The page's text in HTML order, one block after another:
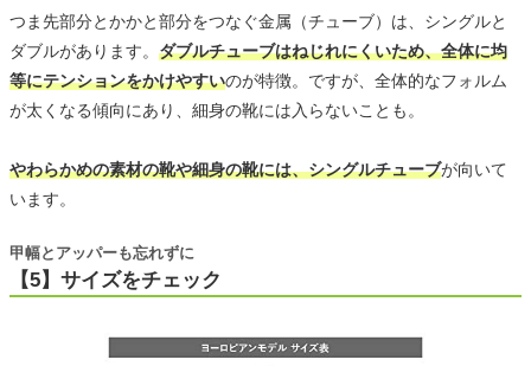
つま先部分とかかと部分をつなぐ金属（チューブ）は、シングルと
ダブルがあります。 ダブルチューブはねじれにくいため、全体に均
等にテンションをかけやすいのが特徴。ですが、全体的なフォルム
が太くなる傾向にあり、細身の靴には入らないことも。
やわらかめの素材の靴や細身の靴には、シングルチューブが向いて
います。
【5】サイズをチェック
甲幅とアッパーも忘れずに